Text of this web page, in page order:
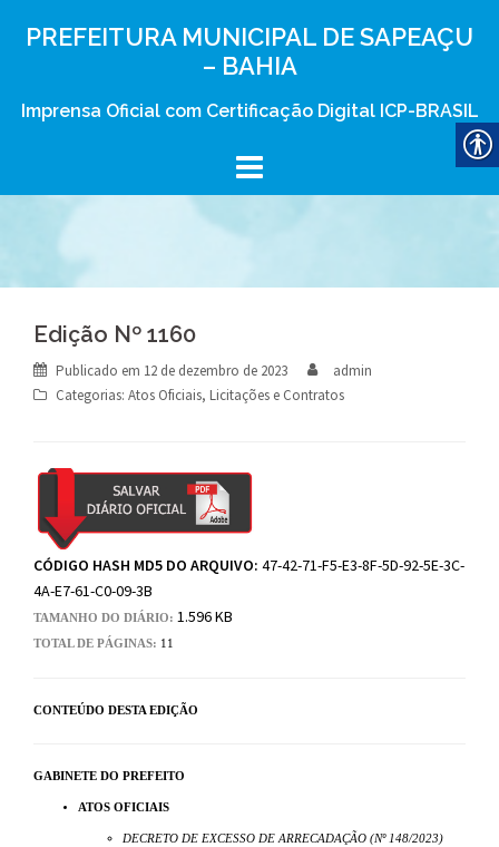
PREFEITURA MUNICIPAL DE SAPEAÇU
– BAHIA
Imprensa Oficial com Certificação Digital ICP-BRASIL
Edição Nº 1160
Publicado em 12 de dezembro de 2023
admin
Categorias: Atos Oficiais, Licitações e Contratos
CÓDIGO HASH MD5 DO ARQUIVO: 47-42-71-F5-E3-8F-5D-92-5E-3C-
4A-E7-61-C0-09-3B
TAMANHO DO DIÁRIO: 1.596 KB
TOTAL DE PÁGINAS: 11
CONTEÚDO DESTA EDIÇÃO
GABINETE DO PREFEITO
ATOS OFICIAIS
DECRETO DE EXCESSO DE ARRECADAÇÃO (Nº 148/2023)